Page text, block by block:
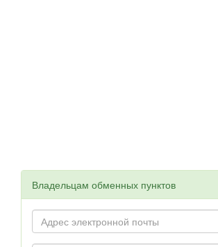
Владельцам обменных пунктов